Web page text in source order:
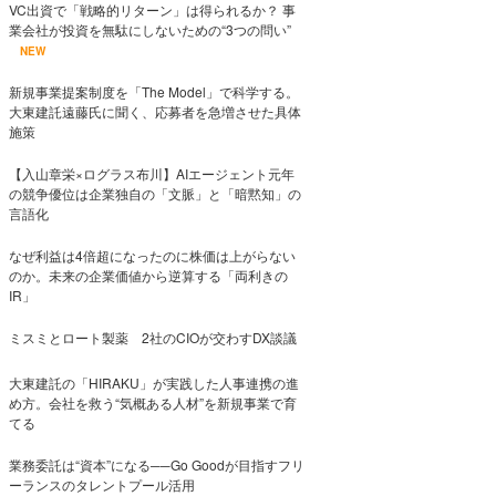
VC出資で「戦略的リターン」は得られるか？ 事
業会社が投資を無駄にしないための“3つの問い”
NEW
新規事業提案制度を「The Model」で科学する。
大東建託遠藤氏に聞く、応募者を急増させた具体
施策
【入山章栄×ログラス布川】AIエージェント元年
の競争優位は企業独自の「文脈」と「暗黙知」の
言語化
なぜ利益は4倍超になったのに株価は上がらない
のか。未来の企業価値から逆算する「両利きの
IR」
ミスミとロート製薬 2社のCIOが交わすDX談議
大東建託の「HIRAKU」が実践した人事連携の進
め方。会社を救う“気概ある人材”を新規事業で育
てる
業務委託は“資本”になる──Go Goodが目指すフリ
ーランスのタレントプール活用